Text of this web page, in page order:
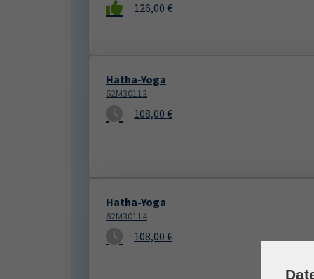
126,00 €
Hatha-Yoga
62M30112
108,00 €
Hatha-Yoga
62M30114
108,00 €